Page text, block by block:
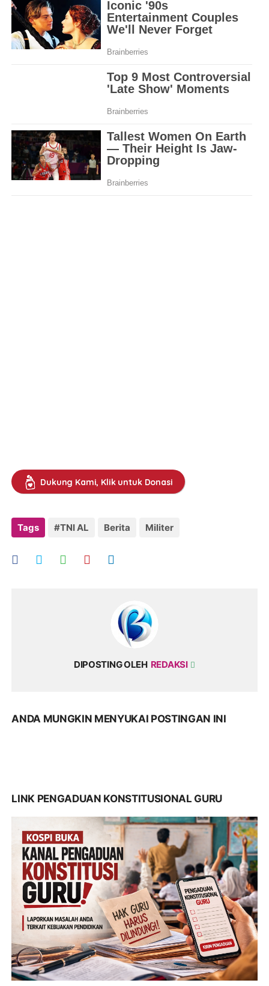
Dukung Kami, Klik untuk Donasi
Tags #TNI AL Berita Militer
DIPOSTING OLEH REDAKSI
ANDA MUNGKIN MENYUKAI POSTINGAN INI
LINK PENGADUAN KONSTITUSIONAL GURU